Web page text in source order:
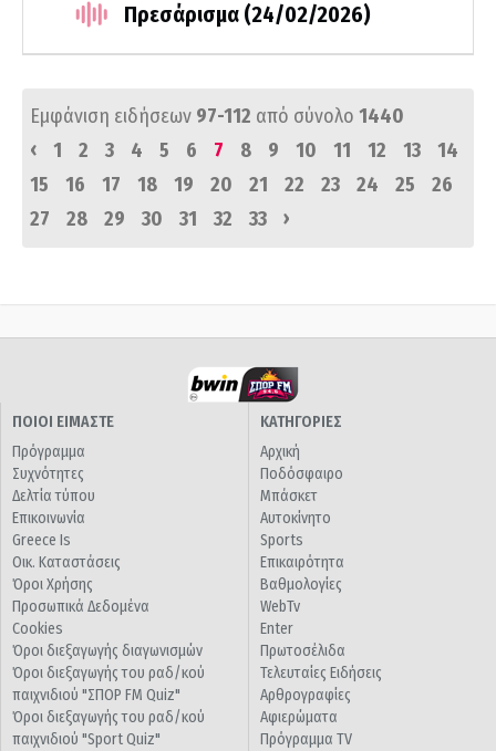
Πρεσάρισμα (24/02/2026)
Εμφάνιση ειδήσεων 97-112 από σύνολο 1440
‹
1 2 3 4 5 6 7 8 9 10 11 12 13
14
15
16 17 18 19 20 21 22 23 24 25
26
27
28 29 30 31 32 33 ›
ΠΟΙΟΙ ΕΙΜΑΣΤΕ
Πρόγραμμα
Συχνότητες
Δελτία τύπου
Επικοινωνία
Greece Is
Οικ. Καταστάσεις
Όροι Χρήσης
Προσωπικά Δεδομένα
Cookies
Όροι διεξαγωγής διαγωνισμών
Όροι διεξαγωγής του ραδ/κού
παιχνιδιού "ΣΠΟΡ FM Quiz"
Όροι διεξαγωγής του ραδ/κού
παιχνιδιού "Sport Quiz"
ΚΑΤΗΓΟΡΙΕΣ
Αρχική
Ποδόσφαιρο
Μπάσκετ
Αυτοκίνητο
Sports
Επικαιρότητα
Βαθμολογίες
WebTv
Enter
Πρωτοσέλιδα
Τελευταίες Ειδήσεις
Αρθρογραφίες
Αφιερώματα
Πρόγραμμα TV